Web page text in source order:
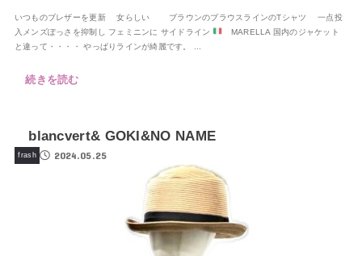
いつものブレザーを更新 女らしい ブラウンのブラウスラインのTシャツ 一点投
入メンズぽっさを抑制し フェミニンに サイドライン
MARELLA 国内のジャケット
と違って・・・・ やっぱりラインが綺麗です。 ...
続きを読む
blancvert& GOKI&NO NAME
frash 2024.05.25